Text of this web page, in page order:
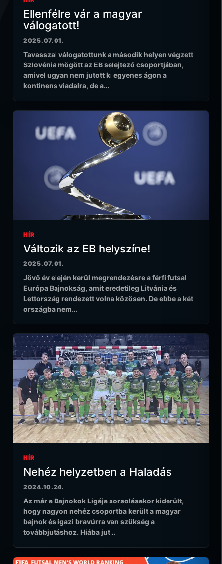
Ellenfélre vár a magyar
válogatott!
2025.07.01.
Tavasszal válogatottunk a második helyen végzett
Szlovénia mögött az EB selejtező csoportjában,
amivel ugyan nem jutott ki egyenes ágon a
kontinens viadalra, de a…
HÍR
Változik az EB helyszíne!
2025.07.01.
Jövő év elején kerül megrendezésre a férfi futsal
Európa Bajnokság, amit eredetileg Litvánia és
Lettország rendezett volna közösen. De ebbe a két
országba nem…
HÍR
Nehéz helyzetben a Haladás
2024.10.24.
Az már a Bajnokok Ligája sorsolásakor kiderült,
hogy nagyon nehéz csoportba került a magyar
bajnok és igazi bravúrra van szükség a
továbbjutáshoz. Hiába jut…